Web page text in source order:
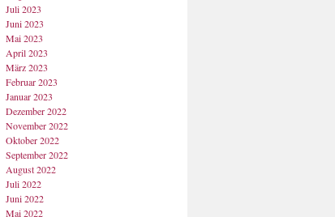
Juli 2023
Juni 2023
Mai 2023
April 2023
März 2023
Februar 2023
Januar 2023
Dezember 2022
November 2022
Oktober 2022
September 2022
August 2022
Juli 2022
Juni 2022
Mai 2022